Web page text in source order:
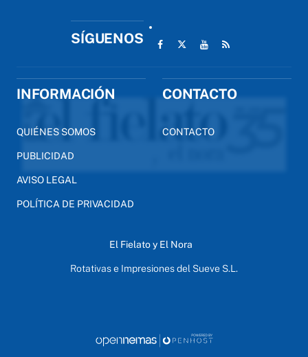
SÍGUENOS
INFORMACIÓN
QUIÉNES SOMOS
PUBLICIDAD
AVISO LEGAL
POLÍTICA DE PRIVACIDAD
CONTACTO
CONTACTO
El Fielato y El Nora
Rotativas e Impresiones del Sueve S.L.